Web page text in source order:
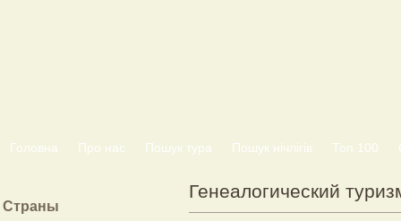
Головна Про нас Пошук тура Пошук нічлігів Топ 100
Генеалогический
Страны